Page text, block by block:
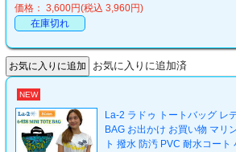
価格： 3,600円(税込 3,960円)
在庫切れ
お気に入りに追加済
NEW
La-2 ラドゥ トートバッグ レ
BAG お出かけ お買い物 マリ
ト 撥水 防汚 PVC 耐水コー